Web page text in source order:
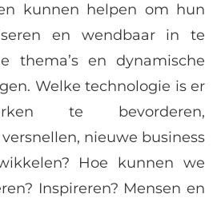
kunnen helpen om hun
en wendbaar in te
thema’s en dynamische
Welke technologie is er
te bevorderen,
nieuwe business
Hoe kunnen we
Inspireren? Mensen en